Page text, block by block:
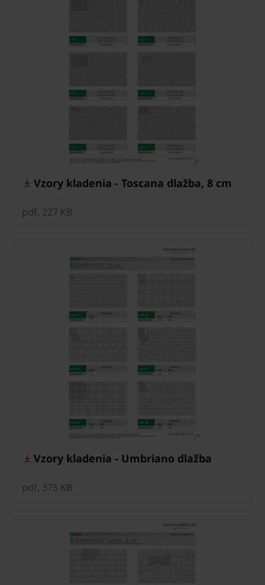
Vzory kladenia - Toscana dlažba, 8 cm
pdf, 227 KB
Vzory kladenia - Umbriano dlažba
pdf, 375 KB